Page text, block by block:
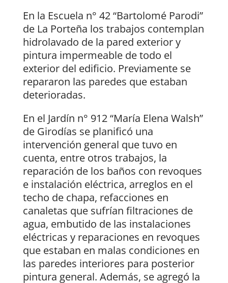
En la Escuela n° 42 “Bartolomé Parodi”
de La Porteña los trabajos contemplan
hidrolavado de la pared exterior y
pintura impermeable de todo el
exterior del edificio. Previamente se
repararon las paredes que estaban
deterioradas.
En el Jardín n° 912 “María Elena Walsh”
de Girodías se planificó una
intervención general que tuvo en
cuenta, entre otros trabajos, la
reparación de los baños con revoques
e instalación eléctrica, arreglos en el
techo de chapa, refacciones en
canaletas que sufrían filtraciones de
agua, embutido de las instalaciones
eléctricas y reparaciones en revoques
que estaban en malas condiciones en
las paredes interiores para posterior
pintura general. Además, se agregó la